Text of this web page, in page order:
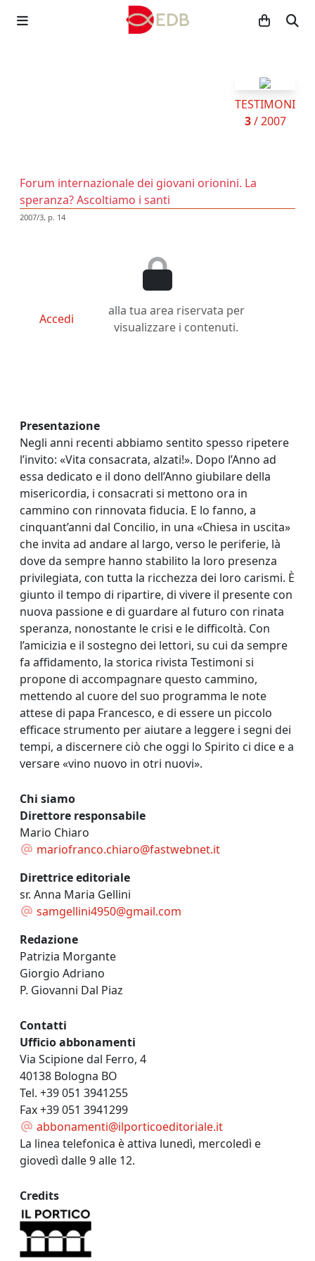
TESTIMONI
3/ 2007
Forum internazionale dei giovani orionini. La
speranza? Ascoltiamo i santi
2007/3, p. 14
Accedi
alla tua area riservata per
visualizzare i contenuti.
Presentazione
Negli anni recenti abbiamo sentito spesso ripetere
l’invito: «Vita consacrata, alzati!». Dopo l’Anno ad
essa dedicato e il dono dell’Anno giubilare della
misericordia, i consacrati si mettono ora in
cammino con rinnovata fiducia. E lo fanno, a
cinquant’anni dal Concilio, in una «Chiesa in uscita»
che invita ad andare al largo, verso le periferie, là
dove da sempre hanno stabilito la loro presenza
privilegiata, con tutta la ricchezza dei loro carismi. È
giunto il tempo di ripartire, di vivere il presente con
nuova passione e di guardare al futuro con rinata
speranza, nonostante le crisi e le difficoltà. Con
l’amicizia e il sostegno dei lettori, su cui da sempre
fa affidamento, la storica rivista Testimoni si
propone di accompagnare questo cammino,
mettendo al cuore del suo programma le note
attese di papa Francesco, e di essere un piccolo
efficace strumento per aiutare a leggere i segni dei
tempi, a discernere ciò che oggi lo Spirito ci dice e a
versare «vino nuovo in otri nuovi».
Chi siamo
Direttore responsabile
Mario Chiaro
mariofranco.chiaro@fastwebnet.it
Direttrice editoriale
sr. Anna Maria Gellini
samgellini4950@gmail.com
Redazione
Patrizia Morgante
Giorgio Adriano
P. Giovanni Dal Piaz
Contatti
Ufficio abbonamenti
Via Scipione dal Ferro, 4
40138 Bologna BO
Tel. +39 051 3941255
Fax +39 051 3941299
abbonamenti@ilporticoeditoriale.it
La linea telefonica è attiva lunedì, mercoledì e
giovedì dalle 9 alle 12.
Credits